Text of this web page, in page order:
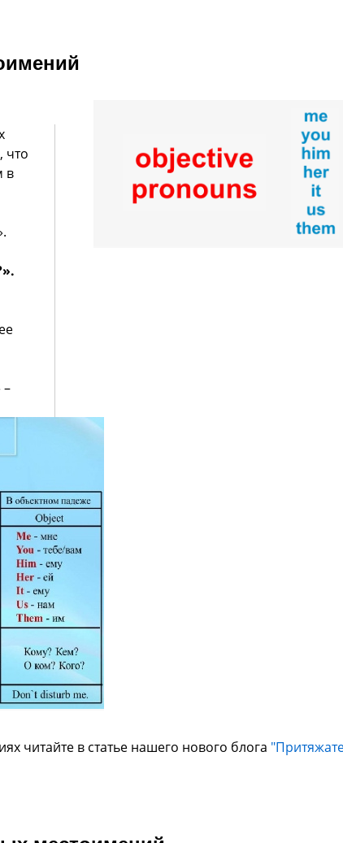
что
в
–
читайте в статье нашего нового блога